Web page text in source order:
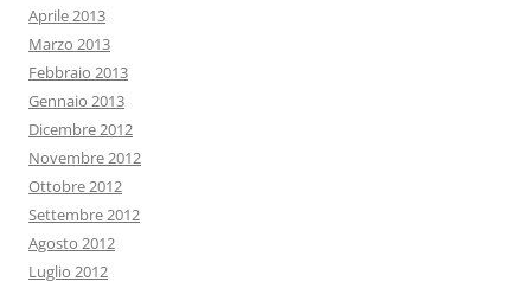
Aprile 2013
Marzo 2013
Febbraio 2013
Gennaio 2013
Dicembre 2012
Novembre 2012
Ottobre 2012
Settembre 2012
Agosto 2012
Luglio 2012